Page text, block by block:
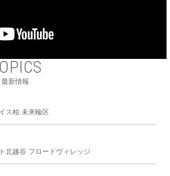
最新情報
ス柏 未来輪区
北越谷 フロードヴィレッジ